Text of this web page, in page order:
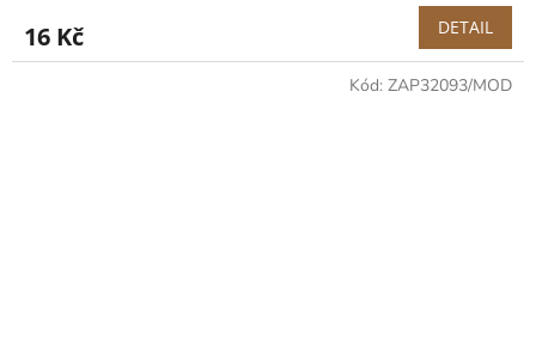
16 Kč DETAIL
Kód: ZAP32093/MOD